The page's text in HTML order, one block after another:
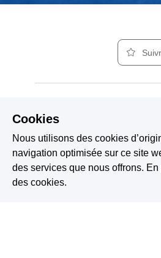
Cookies
Nous utilisons des cookies
navigation optimisée sur ce site
des services que nous offrons.
des cookies.